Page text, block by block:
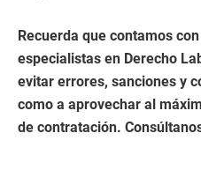
Recuerda que contamos
especialistas en Derecho
evitar errores, sanciones y
como a aprovechar al
de contratación.